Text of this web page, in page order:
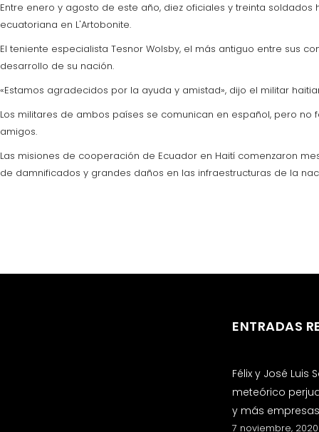
Entre enero y agosto de este año, diez oficiales y treinta
ecuatoriana en L'Artobonite.
El teniente especialista Tesnor Wolsby, el más antiguo entre sus
desarrollo de su nación.
«Estamos agradecidos por la ayuda y amistad», dijo el militar
Los militares de ambos países se comunican en español, pero
amigos.
Las misiones de cooperación de Ecuador en Haití comenzaron
de damnificados y grandes daños en las infraestructuras de la
ENTRADAS
Félix y José Luis
meteórico
y más
7 noviembre, 2020